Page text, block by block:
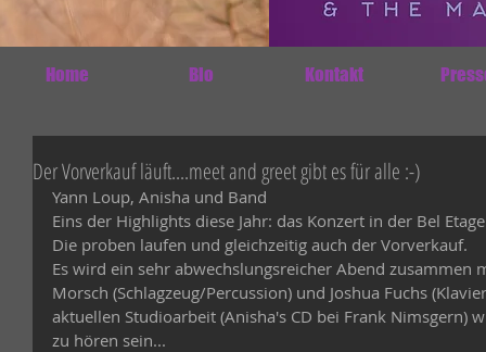
Home Bio Kontakt
Der Vorverkauf läuft....meet and greet gibt es für alle :-)
Yann Loup, Anisha und Band
Eins der Highlights diese Jahr: das Konzert in der Bel
Die proben laufen und gleichzeitig auch der Vorverkauf.
Es wird ein sehr abwechslungsreicher Abend zusammen
Morsch (Schlagzeug/Percussion) und Joshua Fuchs
aktuellen Studioarbeit (Anisha's CD bei Frank Nimsgern)
zu hören sein...